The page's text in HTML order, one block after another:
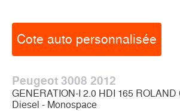
Cote auto personnalisée
Peugeot 3008 2012
GENERATION-I 2.0 HDI 165 ROLAND
Diesel - Monospace